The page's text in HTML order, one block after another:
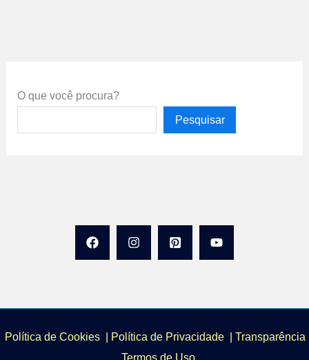
O que você procura?
Pesquisar
Política de Cookies Política de Privacidade
Transparência